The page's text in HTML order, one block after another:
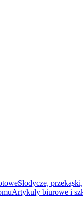
Słodycze,
Artykuły biurowe i